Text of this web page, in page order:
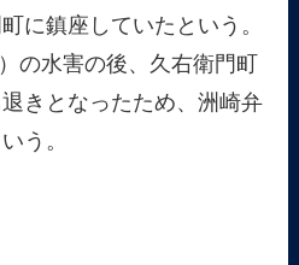
に鎮座していたという。
の水害の後、久右衛門町
きとなったため、洲崎弁
う。